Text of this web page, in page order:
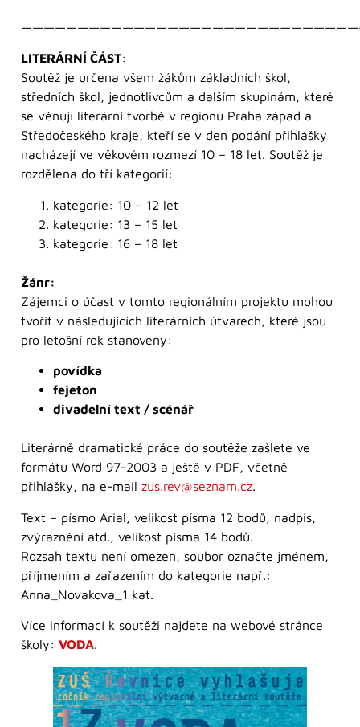
LITERÁRNÍ ČÁST:
Soutěž je určena všem žákům základních škol,
středních škol, jednotlivcům a dalším skupinám, které
se věnují literární tvorbě v regionu Praha západ a
Středočeského kraje, kteří se v den podání přihlášky
nacházejí ve věkovém rozmezí 10 – 18 let. Soutěž je
rozdělena do tří kategorií:
kategorie: 10 – 12 let
kategorie: 13 – 15 let
kategorie: 16 – 18 let
Žánr:
Zájemci o účast v tomto regionálním projektu mohou
tvořit v následujících literárních útvarech, které jsou
pro letošní rok stanoveny:
povídka
fejeton
divadelní text / scénář
Literárně dramatické práce do soutěže zašlete ve
formátu Word 97-2003 a ještě v PDF, včetně
přihlášky, na e-mail zus.rev@seznam.cz.
Text – písmo Arial, velikost písma 12 bodů, nadpis,
zvýraznění atd., velikost písma 14 bodů.
Rozsah textu není omezen, soubor označte jménem,
příjmením a zařazením do kategorie např.:
Anna_Novakova_1 kat.
Více informací k soutěži najdete na webové stránce
školy: VODA.